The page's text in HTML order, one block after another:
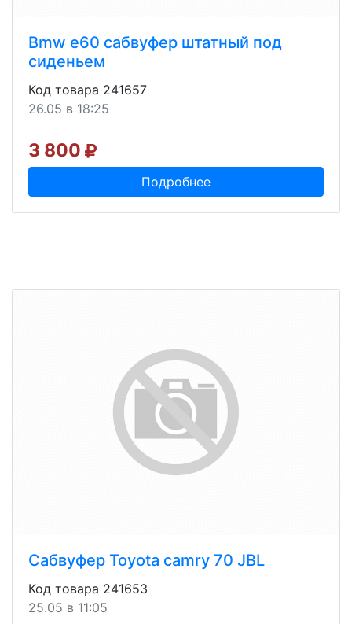
Bmw e60 сабвуфер штатный под
сиденьем
Код товара 241657
26.05 в 18:25
3 800
Подробнее
Сабвуфер Toyota camry 70 JBL
Код товара 241653
25.05 в 11:05